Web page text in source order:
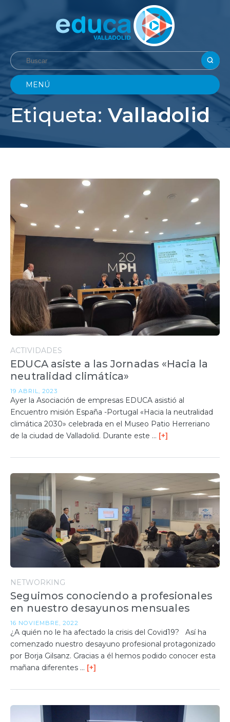
MENÚ
Etiqueta: Valladolid
ACTIVIDADES
EDUCA asiste a las Jornadas «Hacia la
neutralidad climática»
19 ABRIL, 2023
Ayer la Asociación de empresas EDUCA asistió al
Encuentro misión España -Portugal «Hacia la neutralidad
climática 2030» celebrada en el Museo Patio Herreriano
de la ciudad de Valladolid. Durante este … [+]
NETWORKING
Seguimos conociendo a profesionales
en nuestro desayunos mensuales
16 NOVIEMBRE, 2022
¿A quién no le ha afectado la crisis del Covid19? Así ha
comenzado nuestro desayuno profesional protagonizado
por Borja Gilsanz. Gracias a él hemos podido conocer esta
mañana diferentes … [+]